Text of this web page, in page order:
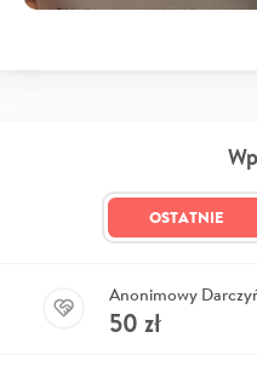
OSTATNIE
Anonimowy
50 zł